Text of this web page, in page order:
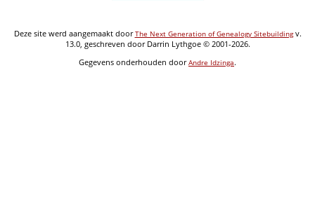
Deze site werd aangemaakt doorThe Next Generation of Genealogy Sitebuildingv.
13.0, geschreven door Darrin Lythgoe © 2001-2026.
Gegevens onderhouden doorAndre Idzinga.